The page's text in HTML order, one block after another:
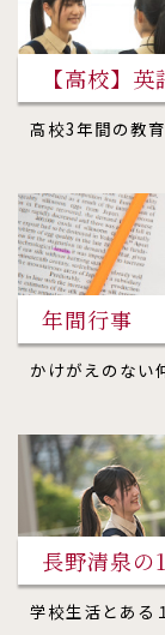
【高校】
高校3年間の教
年間行事
かけがえのない
長野清泉の
学校生活とある